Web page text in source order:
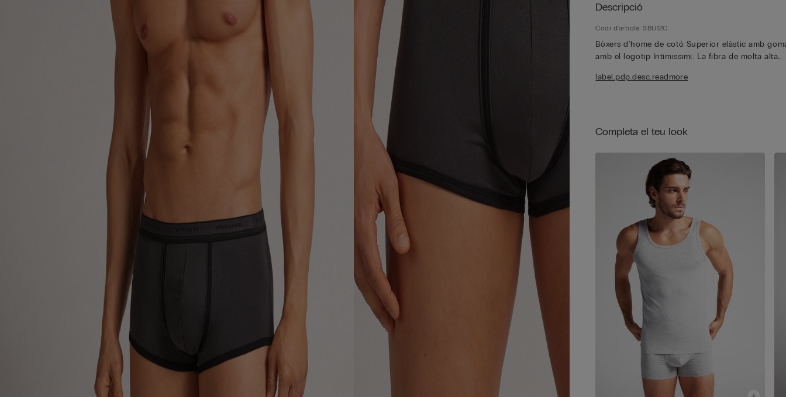
Descripció
Codi d'article: SBU12C
Bòxers d'home de cotó Superior elàstic amb
amb el logotip Intimissimi. La fibra de molta alta
caracteritza per una excel·lent elasticitat.
label.pdp.desc.readmore
Completa el teu look